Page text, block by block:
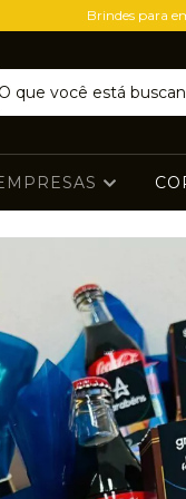
Brindes para